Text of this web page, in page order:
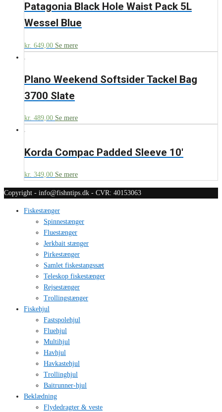
Patagonia Black Hole Waist Pack 5L
Wessel Blue
kr. 649,00 Se mere
Plano Weekend Softsider Tackel Bag
3700 Slate
kr. 489,00 Se mere
Korda Compac Padded Sleeve 10′
kr. 349,00 Se mere
Copyright - info@fishntips.dk - CVR: 40153063
Fiskestænger
Spinnestænger
Fluestænger
Jerkbait stænger
Pirkestænger
Samlet fiskestangssæt
Teleskop fiskestænger
Rejsestænger
Trollingstænger
Fiskehjul
Fastspolehjul
Fluehjul
Multihjul
Havhjul
Havkastehjul
Trollinghjul
Baitrunner-hjul
Beklædning
Flydedragter & veste